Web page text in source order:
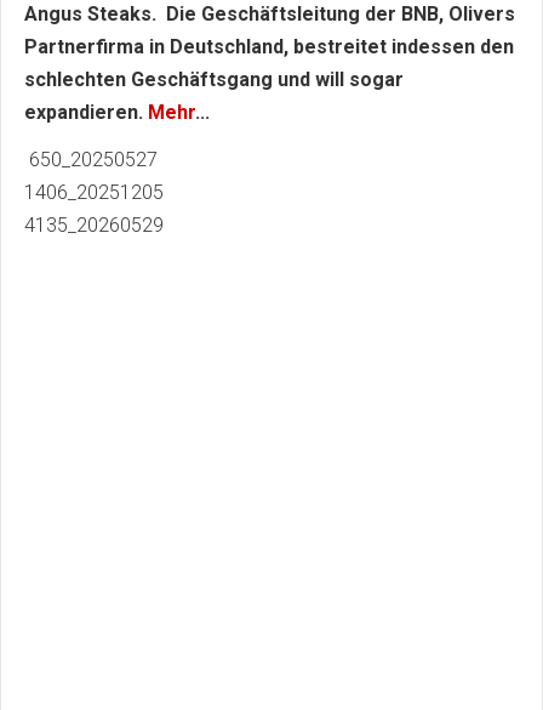
Angus Steaks. Die Geschäftsleitung der BNB, Olivers
Partnerfirma in Deutschland, bestreitet indessen den
schlechten Geschäftsgang und will sogar
expandieren. Mehr...
650_20250527
1406_20251205
4135_20260529